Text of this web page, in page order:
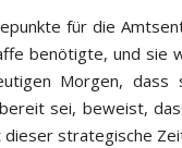
für die
benötigte, und sie
Morgen, dass
sei, beweist,
strategische